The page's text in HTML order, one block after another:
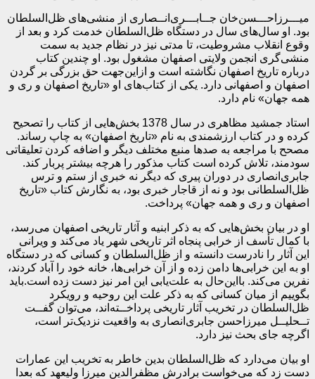
میـــرزا‌حـــسن‌خان جــابـــری‌انــصاری از منشی‌های ظل‌السلطان
بود. او سال‌های سال در دستگاه ظل‌السلطان خدمت کرد و بعد از
وقوع انقلاب مشروطیت، تا مدتی نیز در نظام جدید به سمت
منشی‌گری انجمن ولایتی اصفهان مشغول بود. او چندین کتاب
درباره تاریخ اصفهان نگاشته است و ازاین‌جهت حق بزرگی بر گردن
اصفهان و اصفهانی دارد. یکی از کتاب‌های او «تاریخ اصفهان و ری و
همه جهان» نام دارد.
استاد جمشید مظاهری در سال 1378 بخش‌هایی از کتاب را تصحیح
کرده و در کتاب ارزشمندی به نام «تاریخ اصفهان» به چاپ رساند.
مصحح با مراجعه به صدها منبع مختلف دیگر و اضافه کردن تعلیقاتی
سودمند، تلاش کرده است کتاب مذکور را هرچه بیشتر پربار کند.
جابری‌انصاری در دوران پیری که دیگر نه خبری از ستم و ترس
ظل‌السلطانی بود و نه از قاجار خبری بود، به نگارش کتاب «تاریخ
اصفهان و ری و همه جهان» پرداخت.
او در بیان بخش‌هایی که به ذکر ابنیه و آثار تاریخی اصفهان می‌رسد،
با کمال تأسف از خرابی پنجاه اثر تاریخی شهر یاد می‌کند و ویرانی
این آثار را نادرست دانسته و از ظل‌السلطان و کسانی که در دستگاه
او به این خرابی‌ها دامن زده و از آن خرابی‌ها، خانه خود را آباد کردند،
نفرین می‌کند. بااین‌حال به علت‌یابی این امر نیز دست زده است.باید
بگوییم از میان کسانی که به ذکر علت این روحیه و رویکرد
ظل‌السلطان در تخریب آثار تاریخی پرداخــته‌اند، می‌توان گفــت
تــحلیــل میرزا‌حسن جابری‌انصاری به واقعیت نزدیک‌تر است،
اگرچه جای بحث نیز دارد.
او بیان می‌دارد که ظل‌السلطان بدین خاطر به تخریب این عمارات
دست زد که می‌خواست برادرش مظفرالدین میرزا ولیعهد که بعدا